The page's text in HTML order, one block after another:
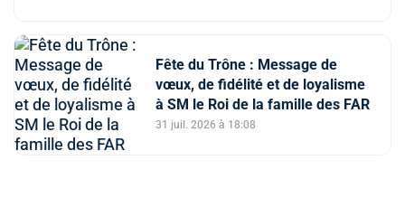
Fête du Trône : Message de
vœux, de fidélité et de loyalisme
à SM le Roi de la famille des FAR
31 juil. 2026 à 18:08